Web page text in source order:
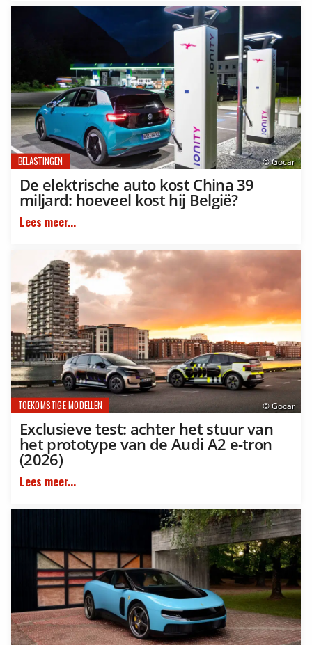
© Gocar
BELASTINGEN
De elektrische auto kost China 39
miljard: hoeveel kost hij België?
Lees meer...
© Gocar
TOEKOMSTIGE MODELLEN
Exclusieve test: achter het stuur van
het prototype van de Audi A2 e-tron
(2026)
Lees meer...